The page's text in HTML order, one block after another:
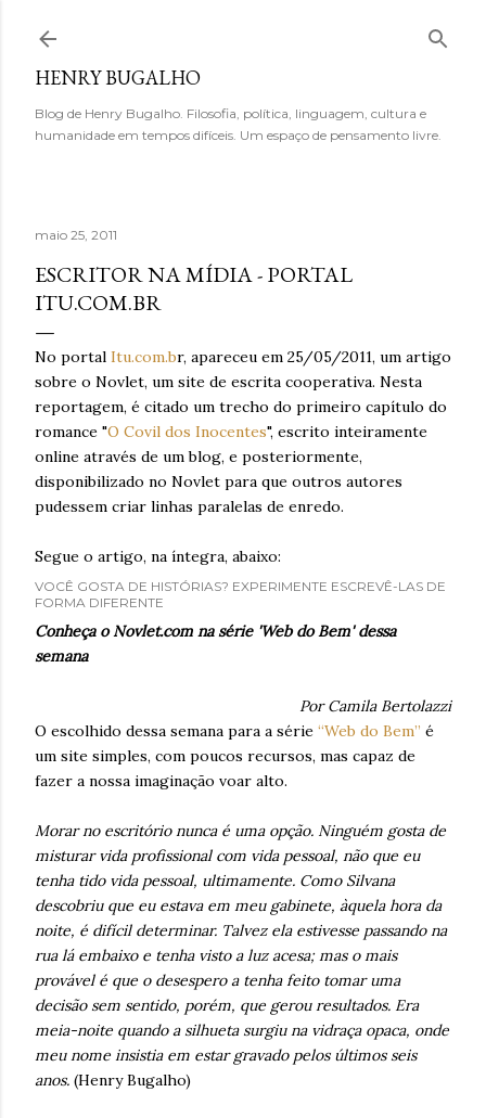
HENRY BUGALHO
Blog de Henry Bugalho. Filosofia, política, linguagem, cultura e
humanidade em tempos difíceis. Um espaço de pensamento livre.
maio 25, 2011
ESCRITOR NA MÍDIA - PORTAL
ITU.COM.BR
No portal Itu.com.br, apareceu em 25/05/2011, um artigo
sobre o Novlet, um site de escrita cooperativa. Nesta
reportagem, é citado um trecho do primeiro capítulo do
romance "O Covil dos Inocentes", escrito inteiramente
online através de um blog, e posteriormente,
disponibilizado no Novlet para que outros autores
pudessem criar linhas paralelas de enredo.
Segue o artigo, na íntegra, abaixo:
VOCÊ GOSTA DE HISTÓRIAS? EXPERIMENTE ESCREVÊ-LAS DE
FORMA DIFERENTE
Conheça o Novlet.com na série 'Web do Bem' dessa
semana
Por Camila Bertolazzi
O escolhido dessa semana para a série “Web do Bem” é
um site simples, com poucos recursos, mas capaz de
fazer a nossa imaginação voar alto.
Morar no escritório nunca é uma opção. Ninguém gosta de
misturar vida profissional com vida pessoal, não que eu
tenha tido vida pessoal, ultimamente. Como Silvana
descobriu que eu estava em meu gabinete, àquela hora da
noite, é difícil determinar. Talvez ela estivesse passando na
rua lá embaixo e tenha visto a luz acesa; mas o mais
provável é que o desespero a tenha feito tomar uma
decisão sem sentido, porém, que gerou resultados. Era
meia-noite quando a silhueta surgiu na vidraça opaca, onde
meu nome insistia em estar gravado pelos últimos seis
anos. (Henry Bugalho)